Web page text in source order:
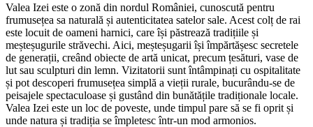
Valea Izei este o zonă din nordul României, cunoscută pentru
frumusețea sa naturală și autenticitatea satelor sale. Acest colț de rai
este locuit de oameni harnici, care își păstrează tradițiile și
meșteșugurile străvechi. Aici, meșteșugarii își împărtășesc secretele
de generații, creând obiecte de artă unicat, precum țesături, vase de
lut sau sculpturi din lemn. Vizitatorii sunt întâmpinați cu ospitalitate
și pot descoperi frumusețea simplă a vieții rurale, bucurându-se de
peisajele spectaculoase și gustând din bunătățile tradiționale locale.
Valea Izei este un loc de poveste, unde timpul pare să se fi oprit și
unde natura și tradiția se împletesc într-un mod armonios.